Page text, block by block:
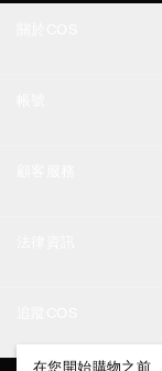
FACEBOOK
在您開始購物之前